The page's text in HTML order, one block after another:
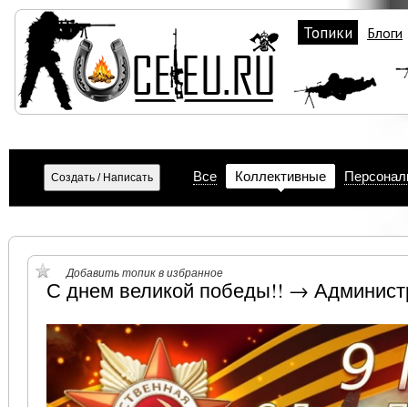
Топики Блоги
Все Коллективные
Добавить топик в избранное
С днем великой победы!! →